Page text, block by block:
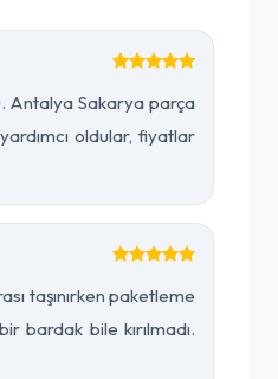
Antalya Sakarya parça
oldular, fiyatlar
taşınırken paketleme
bardak bile kırılmadı.